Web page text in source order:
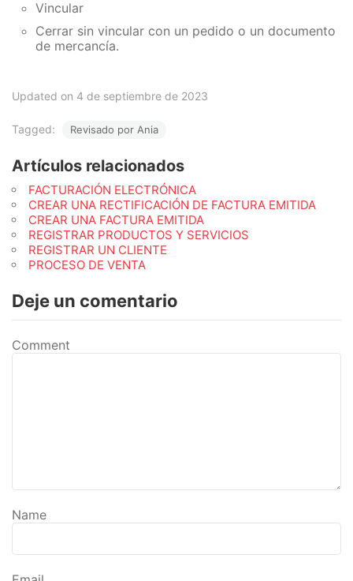
Vincular
Cerrar sin vincular con un pedido o un documento
de mercancía.
Updated on 4 de septiembre de 2023
Tagged: Revisado por Ania
Artículos relacionados
FACTURACIÓN ELECTRÓNICA
CREAR UNA RECTIFICACIÓN DE FACTURA EMITIDA
CREAR UNA FACTURA EMITIDA
REGISTRAR PRODUCTOS Y SERVICIOS
REGISTRAR UN CLIENTE
PROCESO DE VENTA
Deje un comentario
Comment
Name